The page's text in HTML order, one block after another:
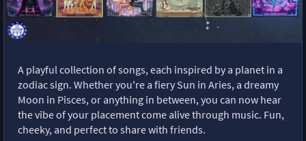
A playful collection of songs, each inspired by a planet in a
zodiac sign. Whether you're a fiery Sun in Aries, a dreamy
Moon in Pisces, or anything in between, you can now hear
the vibe of your placement come alive through music. Fun,
cheeky, and perfect to share with friends.